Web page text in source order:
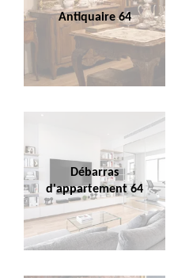
Antiquaire 64
Débarras
d'appartement 64